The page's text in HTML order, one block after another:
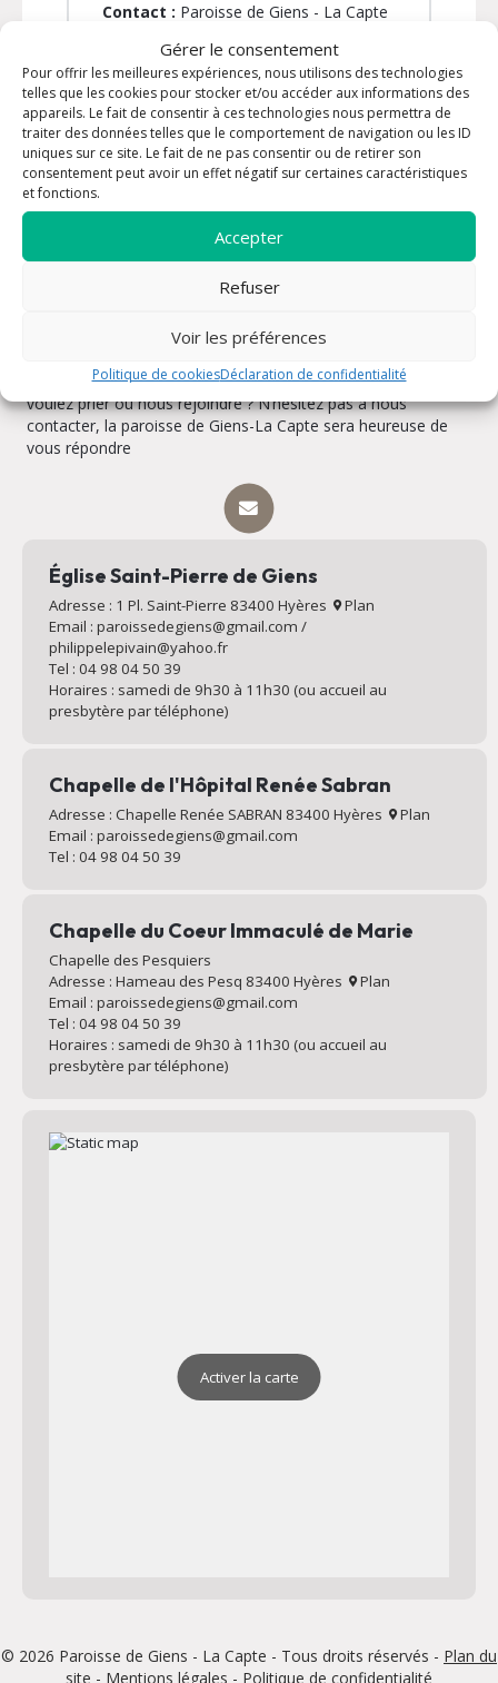
Gérer le consentement
Pour offrir les meilleures expériences, nous utilisons des technologies
telles que les cookies pour stocker et/ou accéder aux informations des
appareils. Le fait de consentir à ces technologies nous permettra de
traiter des données telles que le comportement de navigation ou les ID
uniques sur ce site. Le fait de ne pas consentir ou de retirer son
consentement peut avoir un effet négatif sur certaines caractéristiques
et fonctions.
Accepter
Refuser
Voir les préférences
Politique de cookiesDéclaration de confidentialité
Contact : Paroisse de Giens - La Capte
paroissedegiens@gmail.com
Téléphone :04 98 04 50 39
Adresse :1 place Saint-Pierre 83400
Giens
Rencontrons-nous !
Vous souhaitez rencontrer un prêtre, avez une question,
voulez prier ou nous rejoindre ? N’hésitez pas à nous
contacter, la paroisse de Giens-La Capte sera heureuse de
vous répondre
Église Saint-Pierre de Giens
Adresse : 1 Pl. Saint-Pierre 83400 Hyères
Plan
Email : paroissedegiens@gmail.com /
philippelepivain@yahoo.fr
Tel : 04 98 04 50 39
Horaires : samedi de 9h30 à 11h30 (ou accueil au
presbytère par téléphone)
Chapelle de l'Hôpital Renée Sabran
Adresse : Chapelle Renée SABRAN 83400 Hyères
Plan
Email : paroissedegiens@gmail.com
Tel : 04 98 04 50 39
Chapelle du Coeur Immaculé de Marie
Chapelle des Pesquiers
Adresse : Hameau des Pesq 83400 Hyères
Plan
Email : paroissedegiens@gmail.com
Tel : 04 98 04 50 39
Horaires : samedi de 9h30 à 11h30 (ou accueil au
presbytère par téléphone)
Activer la carte
© 2026 Paroisse de Giens - La Capte - Tous droits réservés - Plan du
site - Mentions légales - Politique de confidentialité